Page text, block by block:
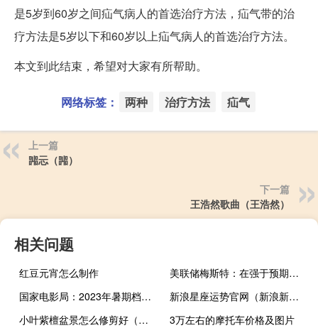
是5岁到60岁之间疝气病人的首选治疗方法，疝气带的治
疗方法是5岁以下和60岁以上疝气病人的首选治疗方法。
本文到此结束，希望对大家有所帮助。
网络标签： 两种 治疗方法 疝气
上一篇
嘂忈（嘂）
下一篇
王浩然歌曲（王浩然）
相关问题
红豆元宵怎么制作
美联储梅斯特：在强于预期的经济数据和通胀上行风险的背景下美联储可能需要将利率“再提高一点”
国家电影局：2023年暑期档电影总票房为206.19亿元
新浪星座运势官网（新浪新盘）
小叶紫檀盆景怎么修剪好（小叶紫檀盆景怎么修剪）
3万左右的摩托车价格及图片